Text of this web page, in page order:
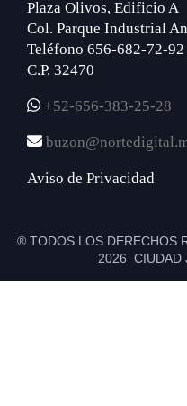
Plaza Olivos, Edificio A
Col. Parque Industrial
Teléfono 656-682-72-92
C.P. 32470
+52-656-383-25-28
Aviso de Privacidad
® TODOS LOS DERECHOS
2026 CIUDAD